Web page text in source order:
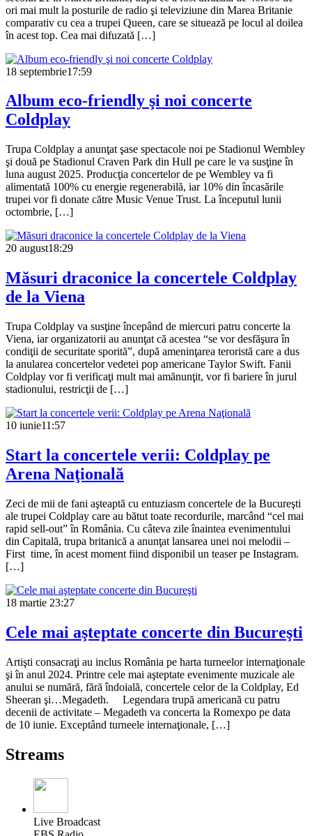
ori mai mult la posturile de radio şi televiziune din Marea Britanie
comparativ cu cea a trupei Queen, care se situează pe locul al doilea
în acest top. Cea mai difuzată […]
18 septembrie17:59
Album eco-friendly şi noi concerte
Coldplay
Trupa Coldplay a anunţat şase spectacole noi pe Stadionul Wembley
şi două pe Stadionul Craven Park din Hull pe care le va susţine în
luna august 2025. Producţia concertelor de pe Wembley va fi
alimentată 100% cu energie regenerabilă, iar 10% din încasările
trupei vor fi donate către Music Venue Trust. La începutul lunii
octombrie, […]
20 august18:29
Măsuri draconice la concertele Coldplay
de la Viena
Trupa Coldplay va susţine începând de miercuri patru concerte la
Viena, iar organizatorii au anunţat că acestea “se vor desfăşura în
condiţii de securitate sporită”, după ameninţarea teroristă care a dus
la anularea concertelor vedetei pop americane Taylor Swift. Fanii
Coldplay vor fi verificaţi mult mai amănunţit, vor fi bariere în jurul
stadionului, restricţii de […]
10 iunie11:57
Start la concertele verii: Coldplay pe
Arena Naţională
Zeci de mii de fani aşteaptă cu entuziasm concertele de la Bucureşti
ale trupei Coldplay care au bătut toate recordurile, marcând “cel mai
rapid sell-out” în România. Cu câteva zile înaintea evenimentului
din Capitală, trupa britanică a anunţat lansarea unei noi melodii –
First time, în acest moment fiind disponibil un teaser pe Instagram.
[…]
18 martie 23:27
Cele mai aşteptate concerte din Bucureşti
Artişti consacraţi au inclus România pe harta turneelor internaţionale
şi în anul 2024. Printre cele mai aşteptate evenimente muzicale ale
anului se numără, fără îndoială, concertele celor de la Coldplay, Ed
Sheeran şi…Megadeth. Legendara trupă americană cu patru
decenii de activitate – Megadeth va concerta la Romexpo pe data
de 10 iunie. Exceptând turneele internaţionale, […]
Streams
Live Broadcast